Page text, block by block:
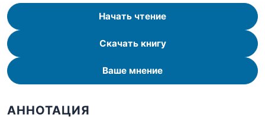
Начать чтение
Скачать книгу
Ваше мнение
АННОТАЦИЯ